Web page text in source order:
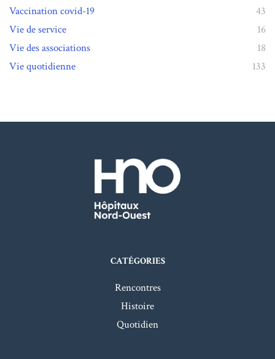
Vaccination covid-19
43
Vie de service
16
Vie des associations
18
Vie quotidienne
133
CATÉGORIES
Rencontres
Histoire
Quotidien